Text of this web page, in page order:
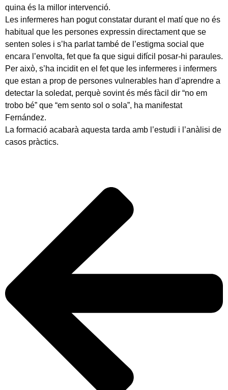
quina és la millor intervenció.
Les infermeres han pogut constatar durant el matí que no és
habitual que les persones expressin directament que se
senten soles i s’ha parlat també de l’estigma social que
encara l’envolta, fet que fa que sigui difícil posar-hi paraules.
Per això, s’ha incidit en el fet que les infermeres i infermers
que estan a prop de persones vulnerables han d’aprendre a
detectar la soledat, perquè sovint és més fàcil dir “no em
trobo bé” que “em sento sol o sola”, ha manifestat
Fernández.
La formació acabarà aquesta tarda amb l’estudi i l’anàlisi de
casos pràctics.